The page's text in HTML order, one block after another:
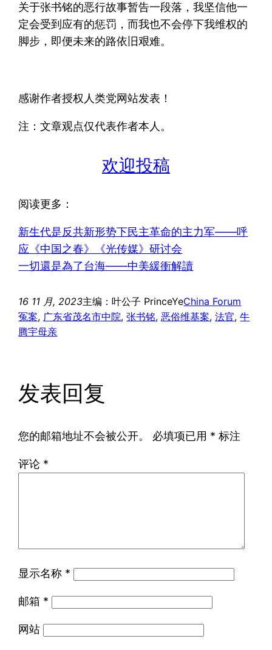
关于张书铭的恶行故事暂告一段落，我坚信他一
定会受到应有的惩罚，而我也不会停下我维权的
脚步，即便未来的路依旧艰难。
感谢作者授权人类党网站发表！
注：文章观点仅代表作者本人。
欢迎投稿
阅读更多：
新生代是反共新形势下民主革命的主力军——呼
应《中国之春》《光传媒》研讨会
一切還是為了台海——中美緩衝解讀
16 11 月, 2023主编：叶公子 PrinceYeChina Forum
冤案, 广东省茂名市中院, 张书铭, 恶俗维基案, 法官, 牛
腾宇母亲
发表回复
您的邮箱地址不会被公开。 必填项已用 * 标注
评论 *
显示名称 *
邮箱 *
网站